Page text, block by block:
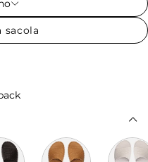
sacola